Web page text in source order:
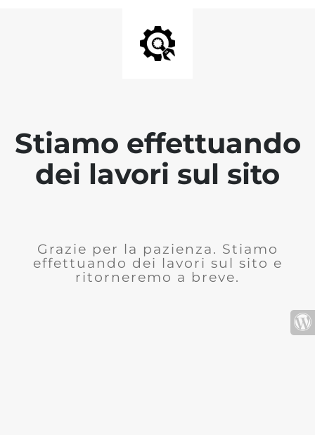
Stiamo effettuando
dei lavori sul sito
Grazie per la pazienza. Stiamo
effettuando dei lavori sul sito e
ritorneremo a breve.